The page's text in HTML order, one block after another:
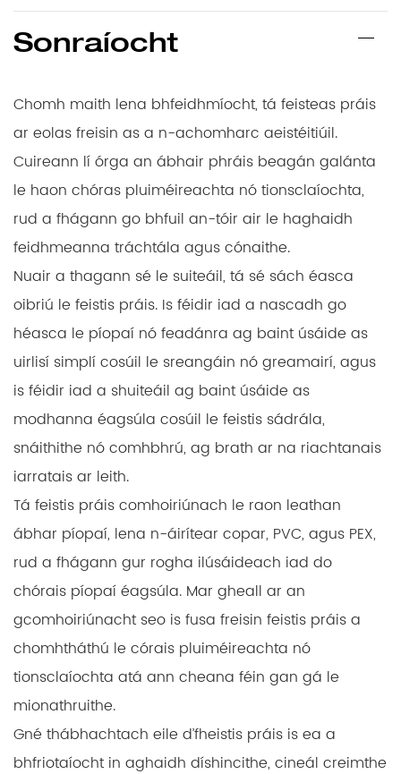
Sonraíocht
Chomh maith lena bhfeidhmíocht, tá feisteas práis
ar eolas freisin as a n-achomharc aeistéitiúil.
Cuireann lí órga an ábhair phráis beagán galánta
le haon chóras pluiméireachta nó tionsclaíochta,
rud a fhágann go bhfuil an-tóir air le haghaidh
feidhmeanna tráchtála agus cónaithe.
Nuair a thagann sé le suiteáil, tá sé sách éasca
oibriú le feistis práis. Is féidir iad a nascadh go
héasca le píopaí nó feadánra ag baint úsáide as
uirlisí simplí cosúil le sreangáin nó greamairí, agus
is féidir iad a shuiteáil ag baint úsáide as
modhanna éagsúla cosúil le feistis sádrála,
snáithithe nó comhbhrú, ag brath ar na riachtanais
iarratais ar leith.
Tá feistis práis comhoiriúnach le raon leathan
ábhar píopaí, lena n-áirítear copar, PVC, agus PEX,
rud a fhágann gur rogha ilúsáideach iad do
chórais píopaí éagsúla. Mar gheall ar an
gcomhoiriúnacht seo is fusa freisin feistis práis a
chomhtháthú le córais pluiméireachta nó
tionsclaíochta atá ann cheana féin gan gá le
mionathruithe.
Gné thábhachtach eile d’fheistis práis is ea a
bhfriotaíocht in aghaidh díshincithe, cineál creimthe